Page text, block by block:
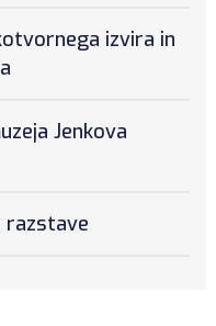
izvira in
Jenkova
razstave